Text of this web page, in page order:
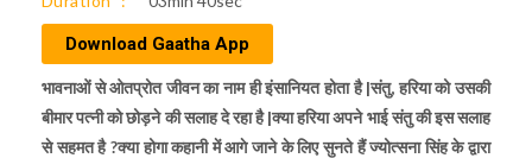
Download Gaatha App
भावनाओं से ओतप्रोत जीवन का नाम ही इंसानियत होता है |संतु, हरिया को उसकी
बीमार पत्नी को छोड़ने की सलाह दे रहा है |क्या हरिया अपने भाई संतु की इस सलाह
से सहमत है ?क्या होगा कहानी में आगे जाने के लिए सुनते हैं ज्योत्सना सिंह के द्वारा